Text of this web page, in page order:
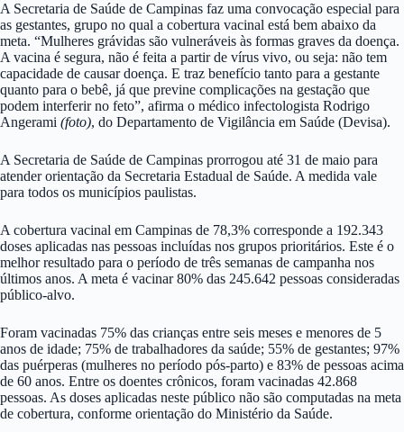
A Secretaria de Saúde de Campinas faz uma convocação especial para
as gestantes, grupo no qual a cobertura vacinal está bem abaixo da
meta. “Mulheres grávidas são vulneráveis às formas graves da doença.
A vacina é segura, não é feita a partir de vírus vivo, ou seja: não tem
capacidade de causar doença. E traz benefício tanto para a gestante
quanto para o bebê, já que previne complicações na gestação que
podem interferir no feto”, afirma o médico infectologista Rodrigo
Angerami (foto), do Departamento de Vigilância em Saúde (Devisa).
A Secretaria de Saúde de Campinas prorrogou até 31 de maio para
atender orientação da Secretaria Estadual de Saúde. A medida vale
para todos os municípios paulistas.
A cobertura vacinal em Campinas de 78,3% corresponde a 192.343
doses aplicadas nas pessoas incluídas nos grupos prioritários. Este é o
melhor resultado para o período de três semanas de campanha nos
últimos anos. A meta é vacinar 80% das 245.642 pessoas consideradas
público-alvo.
Foram vacinadas 75% das crianças entre seis meses e menores de 5
anos de idade; 75% de trabalhadores da saúde; 55% de gestantes; 97%
das puérperas (mulheres no período pós-parto) e 83% de pessoas acima
de 60 anos. Entre os doentes crônicos, foram vacinadas 42.868
pessoas. As doses aplicadas neste público não são computadas na meta
de cobertura, conforme orientação do Ministério da Saúde.